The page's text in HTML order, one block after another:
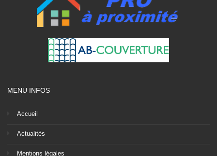
MENU INFOS
Accueil
Actualités
Mentions légales